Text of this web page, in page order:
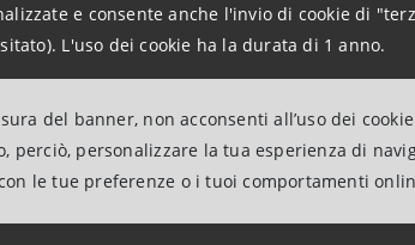
e consente anche l'invio di cookie di
L'uso dei cookie ha la durata di 1 anno.
del banner, non acconsenti all’uso dei
perciò, personalizzare la tua esperienza di
le tue preferenze o i tuoi comportamenti
e analisti finanziari.